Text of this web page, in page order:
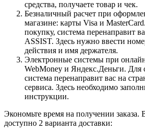
средства, получаете товар и чек.
Безналичный расчет при
магазине: карты Visa и
покупку, система перенаправит
ASSIST. Здесь нужно ввести
действия и имя держателя.
Электронные системы при
WebMoney и Яндекс.Деньги. Для
система перенаправит вас на
сервиса. Здесь необходимо
инструкции.
Экономьте время на получении заказа.
доступно 2 варианта доставки: